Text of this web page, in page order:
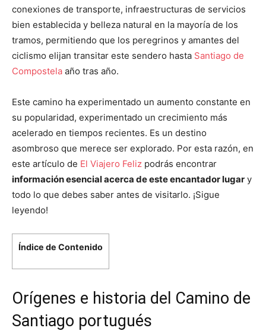
conexiones de transporte, infraestructuras de servicios
bien establecida y belleza natural en la mayoría de los
tramos, permitiendo que los peregrinos y amantes del
ciclismo elijan transitar este sendero hasta Santiago de
Compostela año tras año.
Este camino ha experimentado un aumento constante en
su popularidad, experimentado un crecimiento más
acelerado en tiempos recientes. Es un destino
asombroso que merece ser explorado. Por esta razón, en
este artículo de El Viajero Feliz podrás encontrar
información esencial acerca de este encantador lugar y
todo lo que debes saber antes de visitarlo. ¡Sigue
leyendo!
Índice de Contenido
Orígenes e historia del Camino de
Santiago portugués